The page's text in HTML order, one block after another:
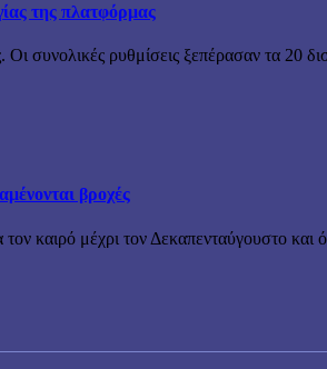
της πλατφόρμας
συνολικές ρυθμίσεις ξεπέρασαν τα 20
βροχές
καιρό μέχρι τον Δεκαπενταύγουστο και